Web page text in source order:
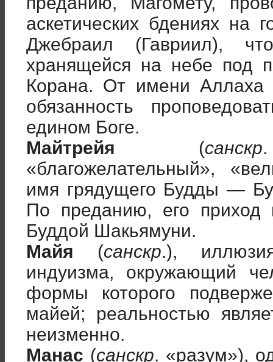
аскетических бдениях на
Джебраил (Гавриил),
хранящейся на небе под
Корана. От имени
обязанность
едином Боге.
Майтрейя (санскр
«благожелательный»,
имя грядущего Будды —
По преданию, его
Буддой Шакьямуни.
Майя (санскр.),
индуизма, окружающий
формы которого
майей; реальностью
неизменно.
Манас (санскр. «разум»),